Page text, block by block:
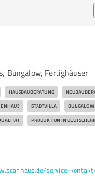
Bungalow, Fertighäuser
HAUSBAUBERATUNG
STADTVILLA BUNGALOW
PRODUKTION IN